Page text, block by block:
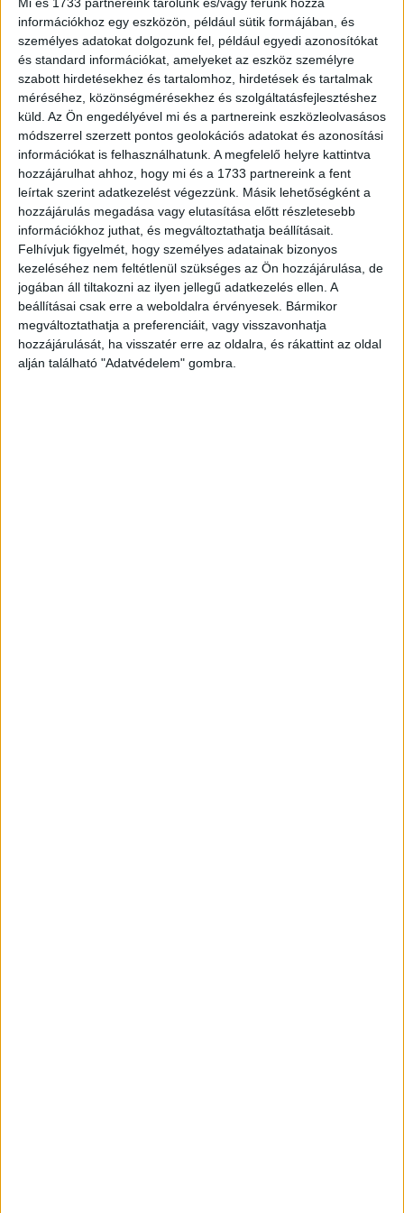
információkhoz egy eszközön, például sütik formájában, és
személyes adatokat dolgozunk fel, például egyedi azonosítókat
és standard információkat, amelyeket az eszköz személyre
szabott hirdetésekhez és tartalomhoz, hirdetések és tartalmak
méréséhez, közönségmérésekhez és szolgáltatásfejlesztéshez
küld. Az Ön engedélyével mi és a partnereink eszközleolvasásos
módszerrel szerzett pontos geolokációs adatokat és azonosítási
információkat is felhasználhatunk. A megfelelő helyre kattintva
hozzájárulhat ahhoz, hogy mi és a 1733 partnereink a fent
leírtak szerint adatkezelést végezzünk. Másik lehetőségként a
hozzájárulás megadása vagy elutasítása előtt részletesebb
információkhoz juthat, és megváltoztathatja beállításait.
Felhívjuk figyelmét, hogy személyes adatainak bizonyos
kezeléséhez nem feltétlenül szükséges az Ön hozzájárulása, de
jogában áll tiltakozni az ilyen jellegű adatkezelés ellen. A
beállításai csak erre a weboldalra érvényesek. Bármikor
megváltoztathatja a preferenciáit, vagy visszavonhatja
hozzájárulását, ha visszatér erre az oldalra, és rákattint az oldal
alján található "Adatvédelem" gombra.
Fókusz (1051) és A konyhafőnök VIP (645) követett. A
TV2 legtöbb termékmegjelenítéses műsora, a Mokka (a
Mokkacinoval) (852) a harmadik helyet szerezte meg, míg
tavaly ugyanekkor csak a nyolcadik volt. A legtöbb
hirdetés az élelmiszer (2684), a szolgáltatás (1686) és a
kereskedelmi (1486) szektorokhoz kötődött.
A tanulmányban a virtuális reklámokat is vizsgálta a
hatóság. Az év második félévében összesen 550
ilyen virtuális reklámot adtak le: 25-öt az RTL Klubon
és 525-ot a TV2-n. Míg előbbinél csak a Fókusz című
műsorban jelentek meg, utóbbinál több mint 13
műsorban bukkantak fel, és leggyakrabban a Mokka,
a Ninja Warrior és a Séfek séfe című adásokban. Az
ilyen reklámokat ritkaságuk és az újszerűségük
ellenére egyelőre könnyen megjegyzik az emberek,